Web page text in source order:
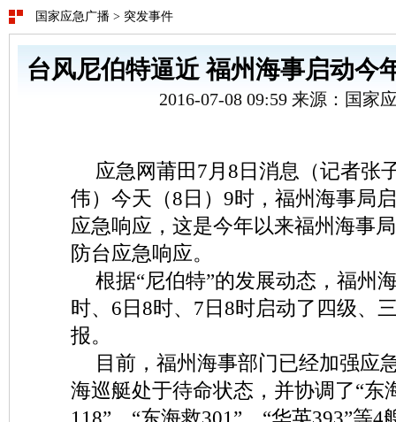
国家应急广播 > 突发事件
台风尼伯特逼近 福州海事启动今
2016-07-08 09:59 来源：国家
应急网莆田7月8日消息（记者张
伟）今天（8日）9时，福州海事局
应急响应，这是今年以来福州海事
防台应急响应。
根据“尼伯特”的发展动态，福州
时、6日8时、7日8时启动了四级、
报。
目前，福州海事部门已经加强应
海巡艇处于待命状态，并协调了“东